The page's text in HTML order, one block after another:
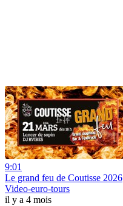
9:01
Le grand feu de Coutisse 2026
Video-euro-tours
il y a 4 mois